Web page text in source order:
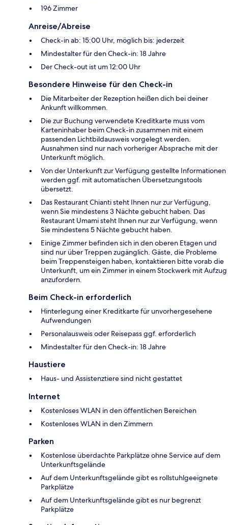
196 Zimmer
Anreise/Abreise
Check-in ab: 15:00 Uhr, möglich bis: jederzeit
Mindestalter für den Check-in: 18 Jahre
Der Check-out ist um 12:00 Uhr
Besondere Hinweise für den Check-in
Die Mitarbeiter der Rezeption heißen dich bei deiner
Ankunft willkommen.
Die zur Buchung verwendete Kreditkarte muss vom
Karteninhaber beim Check-in zusammen mit einem
passenden Lichtbildausweis vorgelegt werden.
Ausnahmen sind nur nach vorheriger Absprache mit der
Unterkunft möglich.
Von der Unterkunft zur Verfügung gestellte Informationen
werden ggf. mit automatischen Übersetzungstools
übersetzt.
Das Restaurant Chianti steht Ihnen nur zur Verfügung,
wenn Sie mindestens 3 Nächte gebucht haben. Das
Restaurant Umami steht Ihnen nur zur Verfügung, wenn
Sie mindestens 5 Nächte gebucht haben.
Einige Zimmer befinden sich in den oberen Etagen und
sind nur über Treppen zugänglich. Gäste, die Probleme
beim Treppensteigen haben, kontaktieren bitte vorab die
Unterkunft, um ein Zimmer in einem Stockwerk mit Aufzug
anzufordern.
Beim Check-in erforderlich
Hinterlegung einer Kreditkarte für unvorhergesehene
Aufwendungen
Personalausweis oder Reisepass ggf. erforderlich
Mindestalter für den Check-in: 18 Jahre
Haustiere
Haus- und Assistenztiere sind nicht gestattet
Internet
Kostenloses WLAN in den öffentlichen Bereichen
Kostenloses WLAN in den Zimmern
Parken
Kostenlose überdachte Parkplätze ohne Service auf dem
Unterkunftsgelände
Auf dem Unterkunftsgelände gibt es rollstuhlgeeignete
Parkplätze
Auf dem Unterkunftsgelände gibt es nur begrenzt
Parkplätze